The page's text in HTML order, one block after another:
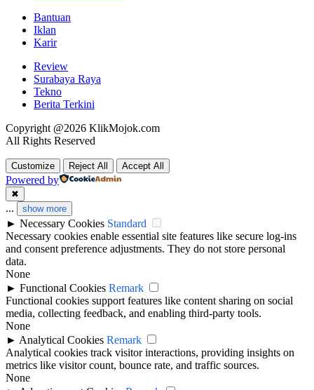
Bantuan
Iklan
Karir
Review
Surabaya Raya
Tekno
Berita Terkini
Copyright @2026 KlikMojok.com
All Rights Reserved
Customize Reject All Accept All
Powered by
✖
... show more
► Necessary Cookies Standard
Necessary cookies enable essential site features like secure log-ins
and consent preference adjustments. They do not store personal
data.
None
► Functional Cookies Remark
Functional cookies support features like content sharing on social
media, collecting feedback, and enabling third-party tools.
None
► Analytical Cookies Remark
Analytical cookies track visitor interactions, providing insights on
metrics like visitor count, bounce rate, and traffic sources.
None